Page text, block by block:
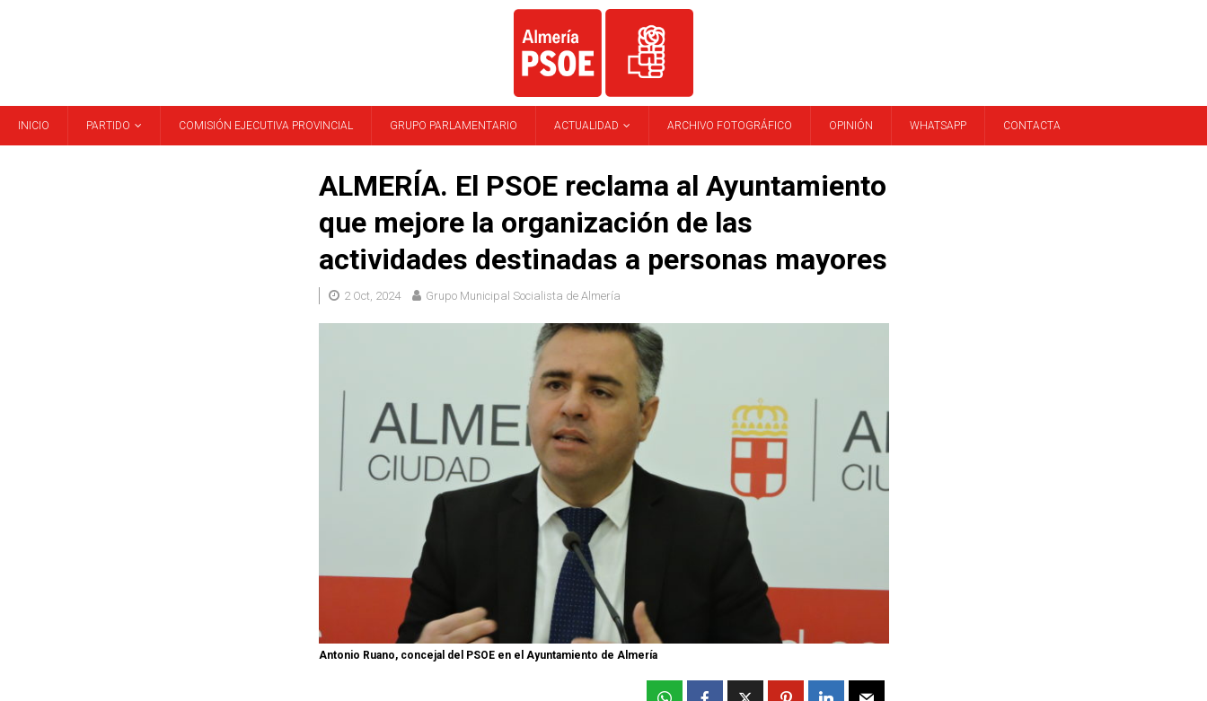
INICIO PARTIDO COMISIÓN EJECUTIVA PROVINCIAL GRUPO PARLAMENTARIO ACTUALIDAD ARCHIVO FOTOGRÁFICO OPINIÓN WHATSAPP CONTACTA
ALMERÍA. El PSOE reclama al Ayuntamiento
que mejore la organización de las
actividades destinadas a personas mayores
2 Oct, 2024 Grupo Municipal Socialista de Almería
Antonio Ruano, concejal del PSOE en el Ayuntamiento de Almería